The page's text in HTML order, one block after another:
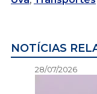
NOTÍCIAS
28/07/2026